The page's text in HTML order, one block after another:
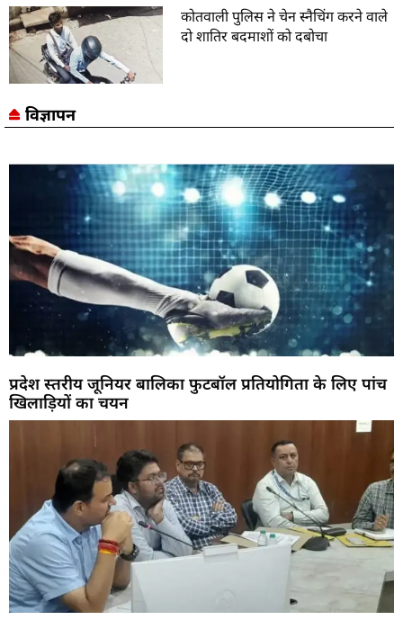
कोतवाली पुलिस ने चेन स्नैचिंग करने वाले
दो शातिर बदमाशों को दबोचा
विज्ञापन
प्रदेश स्तरीय जूनियर बालिका फुटबॉल प्रतियोगिता के लिए पांच
खिलाड़ियों का चयन